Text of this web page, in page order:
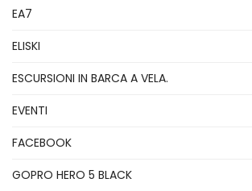
EA7
ELISKI
ESCURSIONI IN BARCA A VELA.
EVENTI
FACEBOOK
GOPRO HERO 5 BLACK